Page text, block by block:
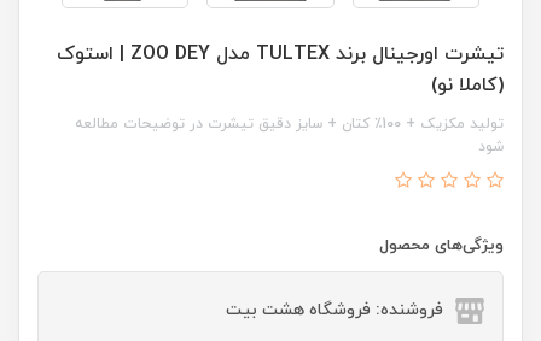
تیشرت اورجینال برند TULTEX مدل ZOO DEY | استوک
(کاملا نو)
تولید مکزیک + 100٪ کتان + سایز دقیق تیشرت در توضیحات مطالعه
شود
ویژگی‌های محصول
فروشنده: فروشگاه هشت بیت